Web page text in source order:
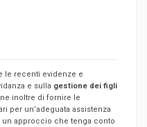
le recenti evidenze e
e sulla gestione dei figli
inoltre di fornire le
per un’adeguata assistenza
approccio che tenga conto